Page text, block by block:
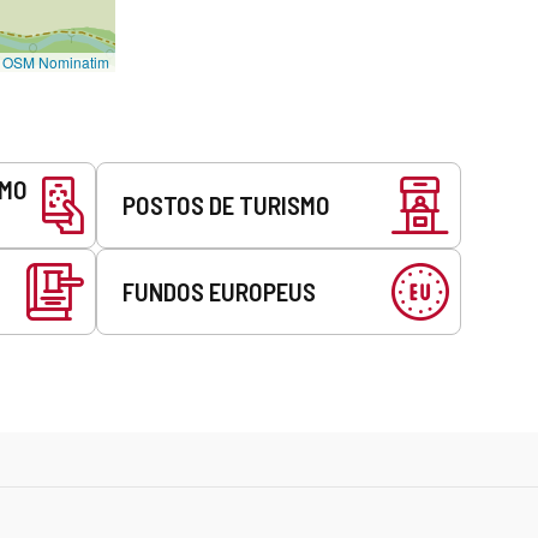
OSM Nominatim
POSTOS DE TURISMO
FUNDOS EUROPEUS